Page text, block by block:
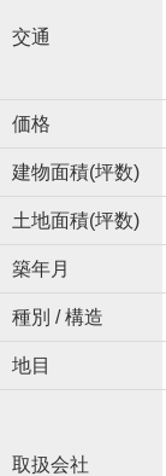
交通
価格
建物面積(坪数)
土地面積(坪数)
築年月
種別 / 構造
地目
取扱会社